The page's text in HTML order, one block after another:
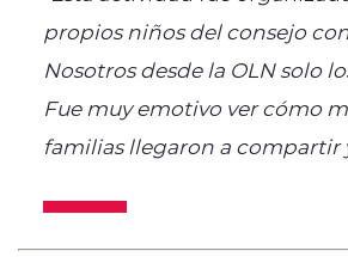
propios niños del consejo
Nosotros desde la OLN solo
Fue muy emotivo ver cómo
familias llegaron a compartir